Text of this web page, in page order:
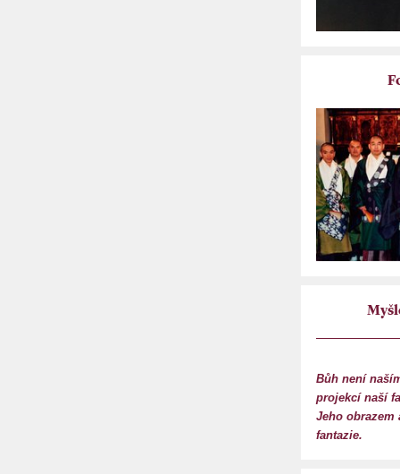
Bůh není
projekcí naší
Jeho obrazem
fantazie.